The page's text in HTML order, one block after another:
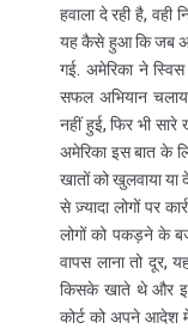
हवाला दे रही है, वही
यह कैसे हुआ कि जब
गई. अमेरिका ने
सफल अभियान
नहीं हुई, फिर भी
अमेरिका इस बात के
खातों को खुलवाया
से ज़्यादा लोगों पर
लोगों को पकड़ने के
वापस लाना तो दूर,
किसके खाते थे और इन
कोर्ट को अपने आदेश